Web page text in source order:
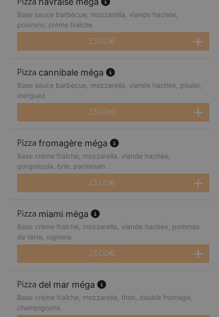
Base sauce barbecue, mozzarella, viande hachée,
poivrons, crème fraîche
23.00€
cannibale méga
Base sauce barbecue, mozzarella, viande hachée, poulet,
merguez
23.00€
fromagère méga
Base crème fraîche, mozzarella, viande hachée,
gorgonzola, brie, parmesan
23.00€
miami méga
Base crème fraîche, mozzarella, viande hachée, pommes
de terre, oignons
23.00€
del mar méga
Base crème fraîche, mozzarella, thon, double fromage,
champignons